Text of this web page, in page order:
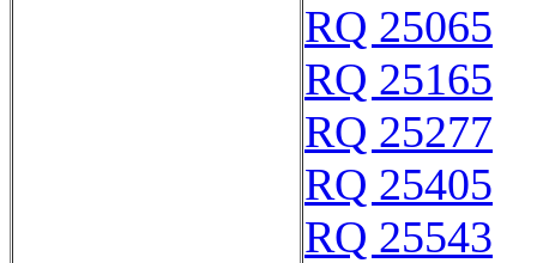
RQ 25065
RQ 25165
RQ 25277
RQ 25405
RQ 25543